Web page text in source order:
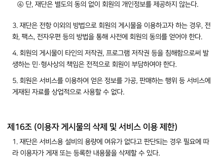
④ 단, 재단은 별도의 동의 없이 회원의 개인정보를 제공하지 않는다.
3. 재단은 전항 이외의 방법으로 회원의 게시물을 이용하고자 하는 경우, 전
화, 팩스, 전자우편 등의 방법을 통해 사전에 회원의 동의를 얻어야 한다.
4. 회원의 게시물이 타인의 저작권, 프로그램 저작권 등을 침해함으로써 발
생하는 민·형사상의 책임은 전적으로 회원이 부담하여야 한다.
5. 회원은 서비스를 이용하여 얻은 정보를 가공, 판매하는 행위 등 서비스에
게재된 자료를 상업적으로 사용할 수 없다.
제16조 (이용자 게시물의 삭제 및 서비스 이용 제한)
1. 재단은 서비스용 설비의 용량에 여유가 없다고 판단되는 경우 필요에 따
라 이용자가 게재 또는 등록한 내용물을 삭제할 수 있다.